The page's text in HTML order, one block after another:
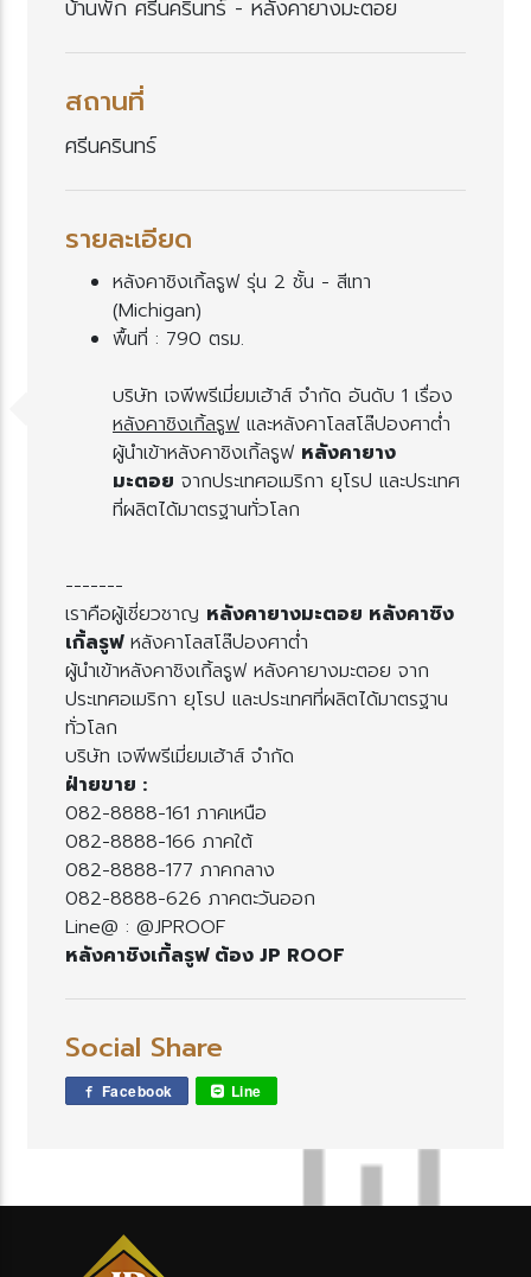
บ้านพัก ศรีนครินทร์ - หลังคายางมะตอ
สถานที่
ศรีนครินทร์
รายละเอียด
หลังคาชิงเกิ้ลรูฟ รุ่น 2 ชั้น - สีเทา
(Michigan)
พื้นที่ : 790 ตรม.
บริษัท เจพีพรีเมี่ยมเฮ้าส์ จำกัด อันดับ 1 เรื่อง
หลังคาชิงเกิ้ลรูฟ ละหลังคาโลสโล๊ปองศาต่ำ
ผู้นำเข้าหลังคาชิงเกิ้ลรูฟ หลังคายาง
มะตอ จากประเทศอเมริกา ยุโรป และประเทศ
ที่ผลิตได้มาตรฐานทั่วโลก
-------
เราคือผู้เชี่ยวชาญ หลังคายางมะตอย หลังคาซิง
เกิ้ลรูฟหลังคาโลสโล๊ปองศาต่ำ
ผู้นำเข้าหลังคาชิงเกิ้ลรูฟ หลังคายางมะตอย จาก
ประเทศอเมริกา ยุโรป และประเทศที่ผลิตได้มาตรฐาน
ทั่วโลก
บริษัท เจพีพรีเมี่ยมเฮ้าส์ จำกัด
ฝ่ายขาย :
082-8888-161 ภาคเหนือ
082-8888-166 ภาคใต้
082-8888-177 ภาคกลาง
082-8888-626 ภาคตะวันออก
Line@ : @JPROOF
หลังคาชิงเกิ้ลรูฟ ต้อง JP ROOF
Social Share
Facebook Line